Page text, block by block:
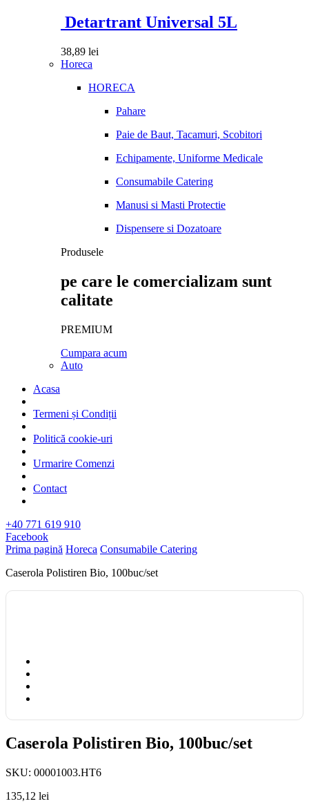
Detartrant Universal 5L
38,89 lei
Horeca
HORECA
Pahare
Paie de Baut, Tacamuri, Scobitori
Echipamente, Uniforme Medicale
Consumabile Catering
Manusi si Masti Protectie
Dispensere si Dozatoare
Produsele
pe care le comercializam sunt
calitate
PREMIUM
Cumpara acum
Auto
Acasa
Termeni și Condiții
Politică cookie-uri
Urmarire Comenzi
Contact
+40 771 619 910
Facebook
Prima pagină Horeca Consumabile Catering
Caserola Polistiren Bio, 100buc/set
Caserola Polistiren Bio, 100buc/set
SKU: 00001003.HT6
135,12 lei